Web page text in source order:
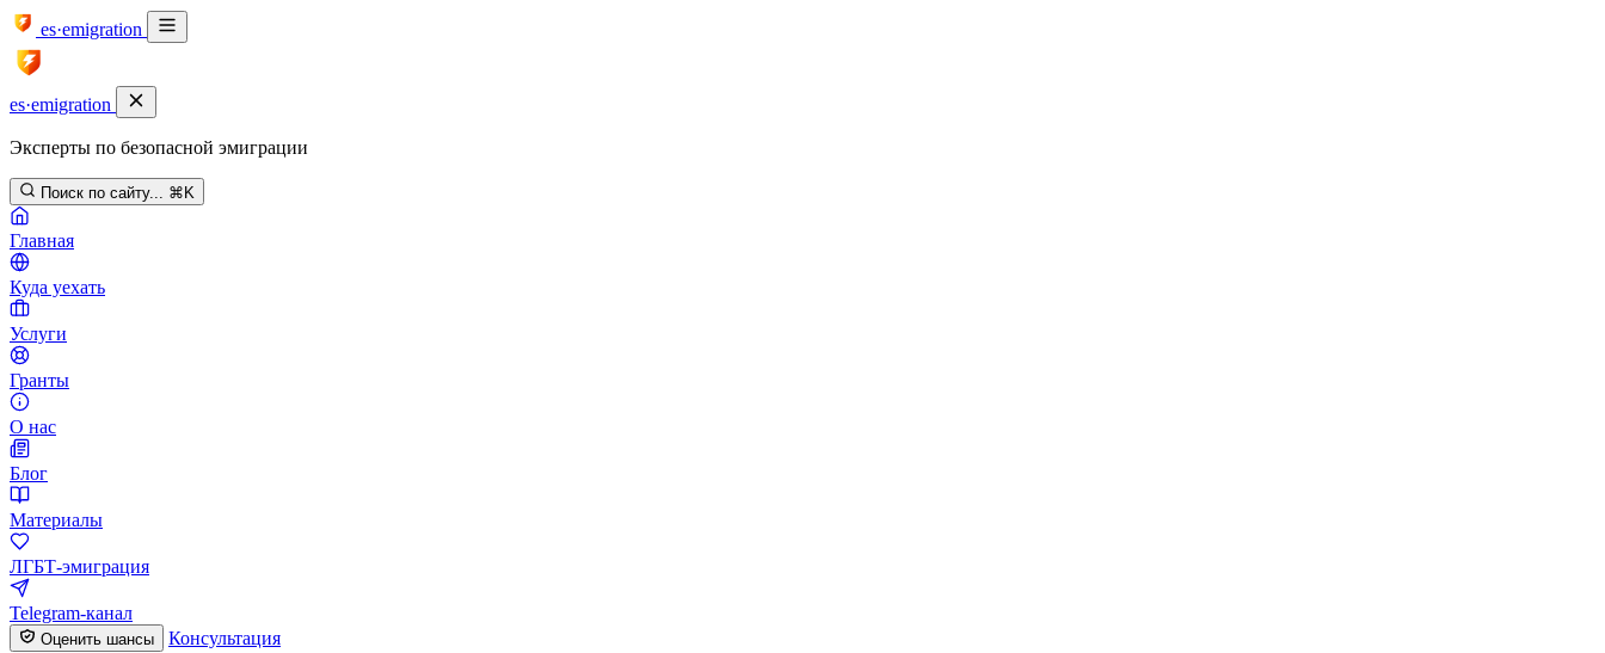
es·emigration
es·emigration
Эксперты по безопасной эмиграции
Поиск по сайту... ⌘K
Главная
Куда уехать
Услуги
Гранты
О нас
Блог
Материалы
ЛГБТ-эмиграция
Telegram-канал
Оценить шансы Консультация